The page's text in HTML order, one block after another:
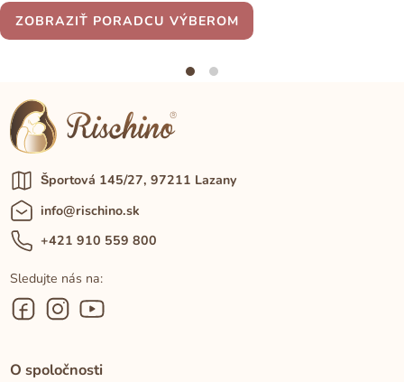
ZOBRAZIŤ PORADCU VÝBEROM
Športová 145/27, 97211 Lazany
info@rischino.sk
+421 910 559 800
Sledujte nás na:
O spoločnosti